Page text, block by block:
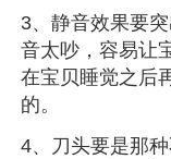
3、静音效果要
音太吵，容易让
在宝贝睡觉之后
的。
4、刀头要是那